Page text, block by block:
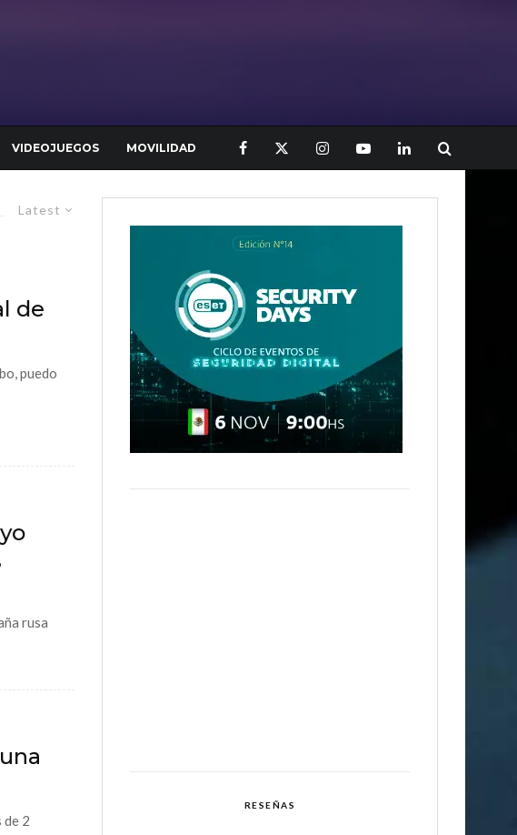
VIDEOJUEGOS MOVILIDAD
Latest
de
puedo
rusa
de 2
RESEÑAS